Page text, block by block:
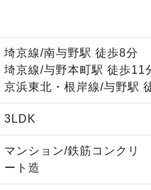
埼京線/南与野駅 徒歩8分
埼京線/与野本町駅 徒歩11
京浜東北・根岸線/与野駅
3LDK
マンション/鉄筋コンクリ
ート造